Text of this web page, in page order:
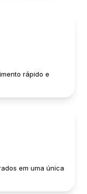
rápido e
em uma única